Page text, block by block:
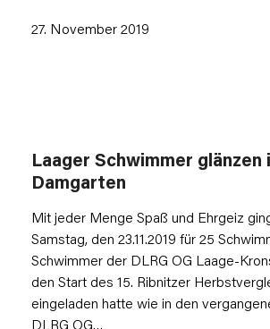
27. November 2019
Laager Schwimmer glänzen
Damgarten
Mit jeder Menge Spaß und Ehrgeiz
Samstag, den 23.11.2019 für 25
Schwimmer der DLRG OG Laage-
den Start des 15. Ribnitzer
eingeladen hatte wie in den
DLRG OG…